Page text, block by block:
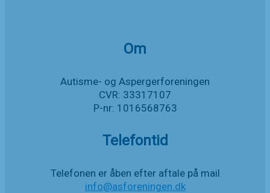
Om
Autisme- og Aspergerforeningen
CVR: 33317107
P-nr: 1016568763
Telefontid
Telefonen er åben efter aftale på mail
info@asforeningen.dk